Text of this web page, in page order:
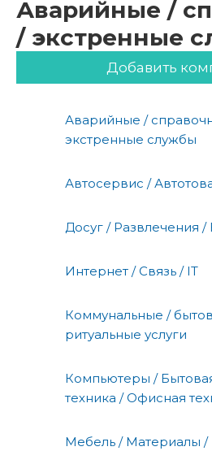
Аварийные /
/ экстренные
Добавить
Аварийные /
экстренные службы
Автосервис /
Досуг / Развлечения /
Интернет / Связь / IT
Коммунальные /
ритуальные услуги
Компьютеры /
техника / Офисная
Мебель / Материалы /